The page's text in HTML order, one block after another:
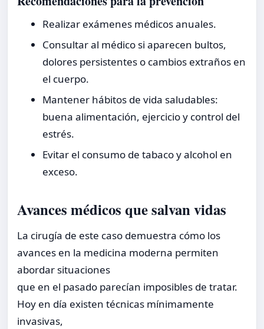
Realizar exámenes médicos anuales.
Consultar al médico si aparecen bultos,
dolores persistentes o cambios extraños en
el cuerpo.
Mantener hábitos de vida saludables:
buena alimentación, ejercicio y control del
estrés.
Evitar el consumo de tabaco y alcohol en
exceso.
Avances médicos que salvan vidas
La cirugía de este caso demuestra cómo los
avances en la medicina moderna permiten
abordar situaciones
que en el pasado parecían imposibles de tratar.
Hoy en día existen técnicas mínimamente
invasivas,